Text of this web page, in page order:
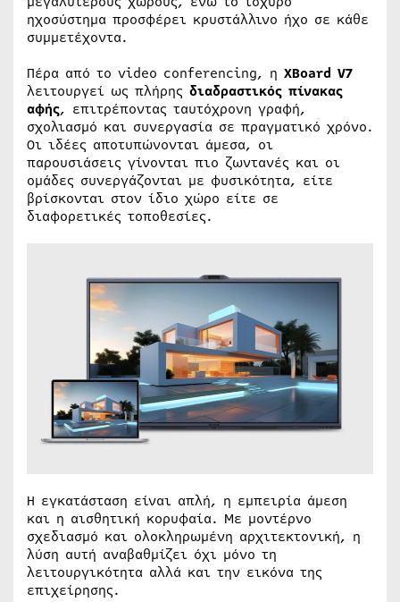
ηχοσύστημα προσφέρει κρυστάλλινο ήχο σε κάθε
συμμετέχοντα.
Πέρα από το video conferencing, η XBoard V7
λειτουργεί ως πλήρης διαδραστικός πίνακας
αφής, επιτρέποντας ταυτόχρονη γραφή,
σχολιασμό και συνεργασία σε πραγματικό χρόνο.
Οι ιδέες αποτυπώνονται άμεσα, οι
παρουσιάσεις γίνονται πιο ζωντανές και οι
ομάδες συνεργάζονται με φυσικότητα, είτε
βρίσκονται στον ίδιο χώρο είτε σε
διαφορετικές τοποθεσίες.
Η εγκατάσταση είναι απλή, η εμπειρία άμεση
και η αισθητική κορυφαία. Με μοντέρνο
σχεδιασμό και ολοκληρωμένη αρχιτεκτονική, η
λύση αυτή αναβαθμίζει όχι μόνο τη
λειτουργικότητα αλλά και την εικόνα της
επιχείρησης.